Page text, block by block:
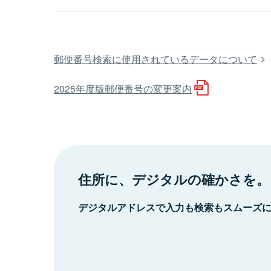
郵便番号検索に使用されているデータについて
2025年度版郵便番号の変更案内
住所に、デジタルの確かさを。
デジタルアドレスで入力も検索もスムーズ